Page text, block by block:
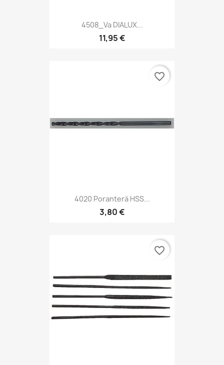
4508_Va DIALUX...
11,95 €
4020 Poranterä HSS...
3,80 €
favorite_border
favorite_border